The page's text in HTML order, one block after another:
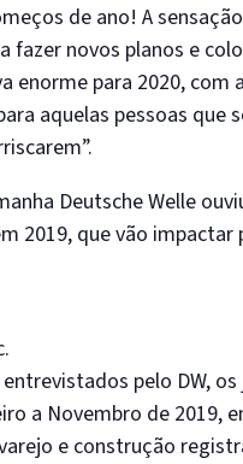
de ano! A
fazer novos planos e
enorme para 2020,
aquelas pessoas
Deutsche Welle
2019, que vão
pelo DW,
a Novembro de 2019,
e construção